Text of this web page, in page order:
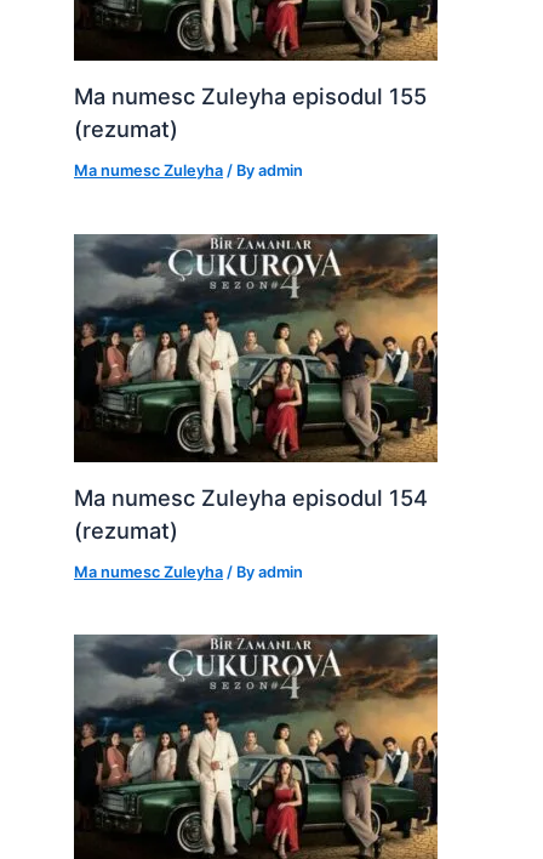
Ma numesc Zuleyha episodul 155
(rezumat)
Ma numesc Zuleyha / Byadmin
Ma numesc Zuleyha episodul 154
(rezumat)
Ma numesc Zuleyha / Byadmin